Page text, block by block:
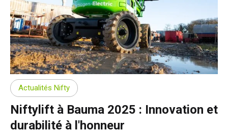
Actualités Nifty
Niftylift à Bauma 2025 : Innovation et
durabilité à l'honneur